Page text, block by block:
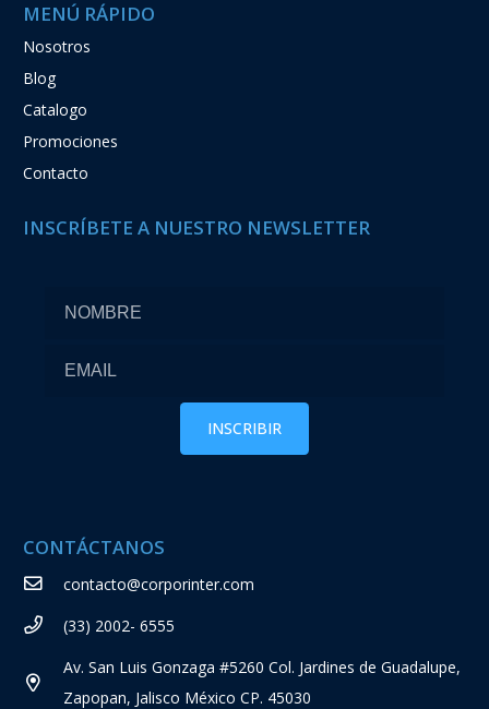
MENÚ RÁPIDO
Nosotros
Blog
Catalogo
Promociones
Contacto
INSCRÍBETE A NUESTRO NEWSLETTER
CONTÁCTANOS
contacto@corporinter.com
(33) 2002- 6555
Av. San Luis Gonzaga #5260 Col. Jardines de Guadalupe,
Zapopan, Jalisco México CP. 45030